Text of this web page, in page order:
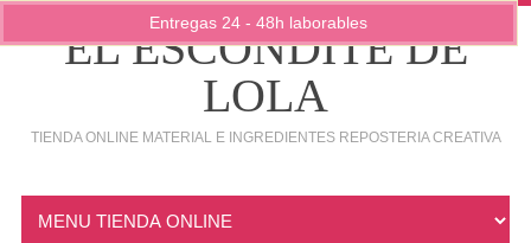
EL ESCONDITE DE
LOLA
TIENDA ONLINE MATERIAL E INGREDIENTES REPOSTERIA CREATIVA
Entregas 24 - 48h laborables